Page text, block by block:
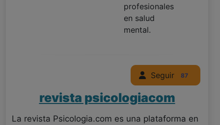
profesionales
en salud
mental.
Seguir 87
revista psicologiacom
La revista Psicologia.com es una plataforma en